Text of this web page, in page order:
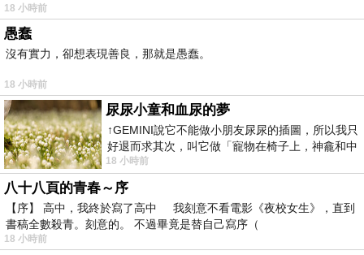
18 小時前
愚蠢
沒有實力，卻想表現善良，那就是愚蠢。
18 小時前
尿尿小童和血尿的夢
↑GEMINI說它不能做小朋友尿尿的插圖，所以我只
好退而求其次，叫它做「寵物在椅子上，神龕和中
年人臉孔」的畫了。 六月底
18 小時前
八十八頁的青春～序
【序】 高中，我終於寫了高中 我刻意不看電影《夜校女生》，直到
書稿全數殺青。刻意的。 不過畢竟是替自己寫序（
18 小時前